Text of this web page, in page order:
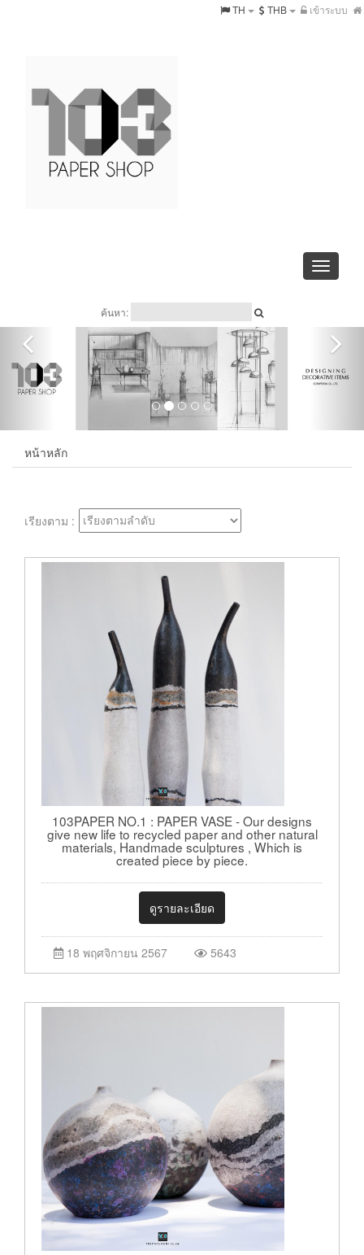
เข้าระบบ
THB
TH
Toggle
ค้นหา:
หน้าหลัก
เรียงตาม :
103PAPER NO.1 : PAPER VASE - Our designs
give new life to recycled paper and other natural
materials, Handmade sculptures , Which is
created piece by piece.
ดูรายละเอียด
18 พฤศจิกายน 2567 5643